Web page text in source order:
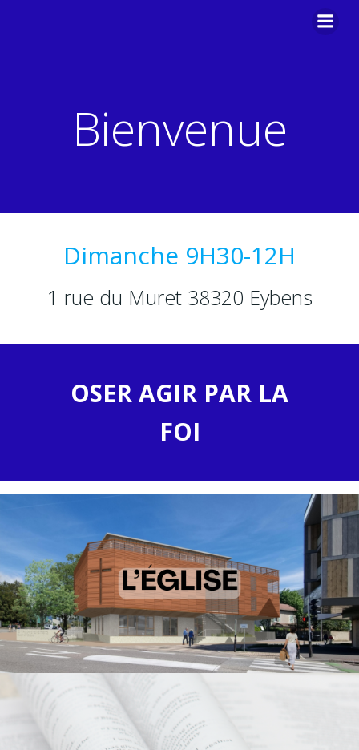
Bienvenue
Dimanche 9H30-12H
1 rue du Muret 38320 Eybens
OSER AGIR PAR LA
FOI